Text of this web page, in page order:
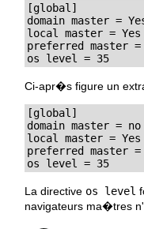
[global]
domain master =
local master = Yes
preferred master =
os level = 35
Ci-apr�s figure un
[global]
domain master = no
local master = Yes
preferred master =
os level = 35
La directive os level
navigateurs ma�tres